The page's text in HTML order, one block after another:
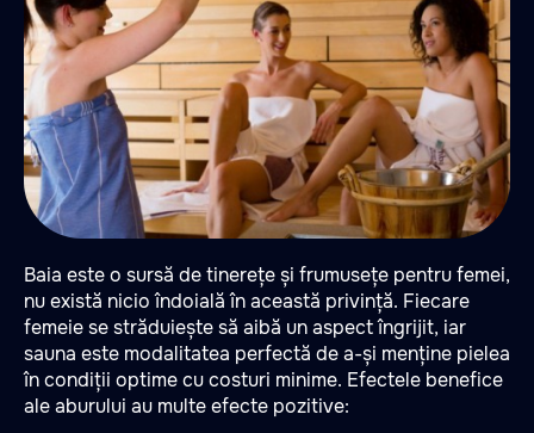
Baia este o sursă de tinerețe și frumusețe pentru femei,
nu există nicio îndoială în această privință. Fiecare
femeie se străduiește să aibă un aspect îngrijit, iar
sauna este modalitatea perfectă de a-și menține pielea
în condiții optime cu costuri minime. Efectele benefice
ale aburului au multe efecte pozitive: